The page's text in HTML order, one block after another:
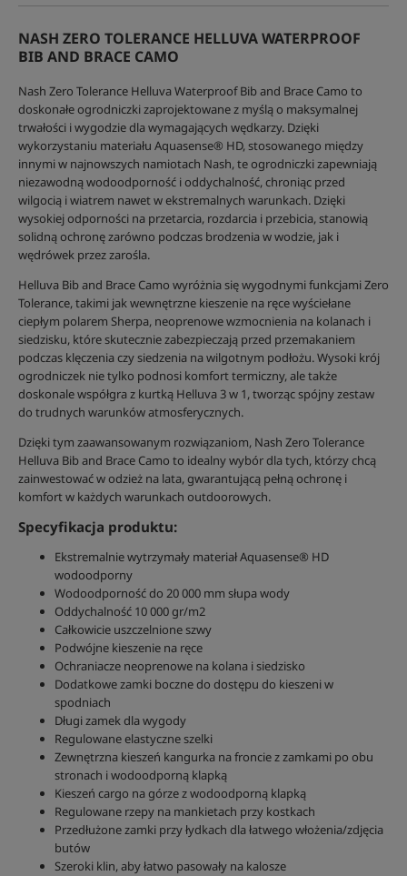
NASH ZERO TOLERANCE HELLUVA WATERPROOF
BIB AND BRACE CAMO
Nash Zero Tolerance Helluva Waterproof Bib and Brace Camo to
doskonałe ogrodniczki zaprojektowane z myślą o maksymalnej
trwałości i wygodzie dla wymagających wędkarzy. Dzięki
wykorzystaniu materiału Aquasense® HD, stosowanego między
innymi w najnowszych namiotach Nash, te ogrodniczki zapewniają
niezawodną wodoodporność i oddychalność, chroniąc przed
wilgocią i wiatrem nawet w ekstremalnych warunkach. Dzięki
wysokiej odporności na przetarcia, rozdarcia i przebicia, stanowią
solidną ochronę zarówno podczas brodzenia w wodzie, jak i
wędrówek przez zarośla.
Helluva Bib and Brace Camo wyróżnia się wygodnymi funkcjami Zero
Tolerance, takimi jak wewnętrzne kieszenie na ręce wyściełane
ciepłym polarem Sherpa, neoprenowe wzmocnienia na kolanach i
siedzisku, które skutecznie zabezpieczają przed przemakaniem
podczas klęczenia czy siedzenia na wilgotnym podłożu. Wysoki krój
ogrodniczek nie tylko podnosi komfort termiczny, ale także
doskonale współgra z kurtką Helluva 3 w 1, tworząc spójny zestaw
do trudnych warunków atmosferycznych.
Dzięki tym zaawansowanym rozwiązaniom, Nash Zero Tolerance
Helluva Bib and Brace Camo to idealny wybór dla tych, którzy chcą
zainwestować w odzież na lata, gwarantującą pełną ochronę i
komfort w każdych warunkach outdoorowych.
Specyfikacja produktu:
Ekstremalnie wytrzymały materiał Aquasense® HD
wodoodporny
Wodoodporność do 20 000 mm słupa wody
Oddychalność 10 000 gr/m2
Całkowicie uszczelnione szwy
Podwójne kieszenie na ręce
Ochraniacze neoprenowe na kolana i siedzisko
Dodatkowe zamki boczne do dostępu do kieszeni w
spodniach
Długi zamek dla wygody
Regulowane elastyczne szelki
Zewnętrzna kieszeń kangurka na froncie z zamkami po obu
stronach i wodoodporną klapką
Kieszeń cargo na górze z wodoodporną klapką
Regulowane rzepy na mankietach przy kostkach
Przedłużone zamki przy łydkach dla łatwego włożenia/zdjęcia
butów
Szeroki klin, aby łatwo pasowały na kalosze